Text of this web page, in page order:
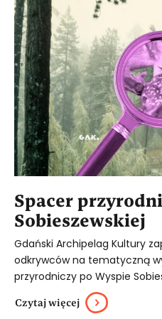
Spacer
Sobieszewskiej
Gdański Archipelag Kultury
odkrywców na tematyczną
przyrodniczy po Wyspie
Czytaj więcej